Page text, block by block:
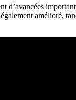
d’avancées
amélioré,